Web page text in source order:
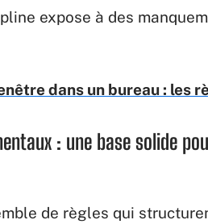
expose à des
dans un bureau : les
: une base solide
de règles qui